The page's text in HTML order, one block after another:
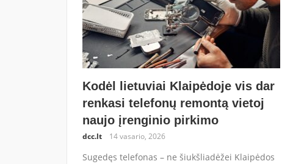
Kodėl lietuviai Klaipėdoje vis dar
renkasi telefonų remontą vietoj
naujo įrenginio pirkimo
dcc.lt 14 vasario, 2026
Sugedęs telefonas – ne šiukšliadėžei Klaipėdos